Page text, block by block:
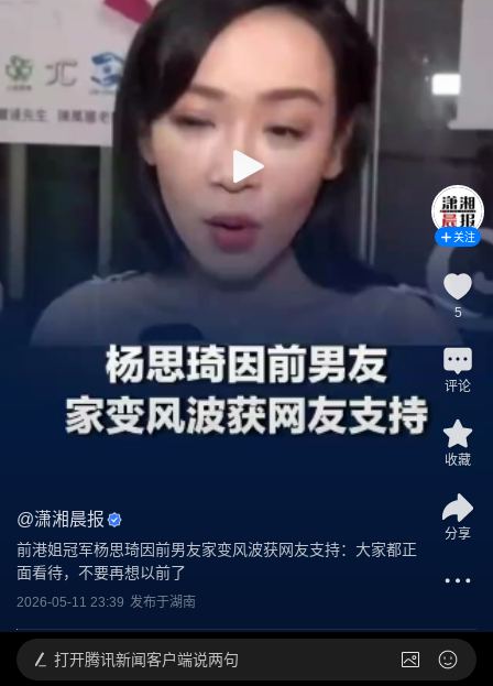
@潇湘晨报
前港姐冠军杨思琦因前男友家变风波获网友支持：大家都正
面看待，不要再想以前了
2026-05-11 23:39 发布于湖南
关注
5
评论
收藏
分享
打开腾讯新闻客户端说两句